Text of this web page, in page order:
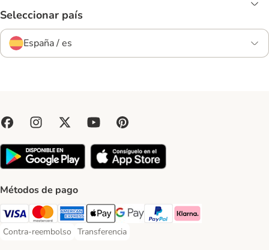
Seleccionar país
España / es
Métodos de pago
Visa Payment Method
Mastercard Payment Method
American Express Payment Method
Apple Pay Payment Method
Google Pay Payment Method
PayPal Payment Method
Klarna Payment Method
Contra-reembolso
Contra-reembolso Payment Method
Transferencia
Transferencia Payment Method